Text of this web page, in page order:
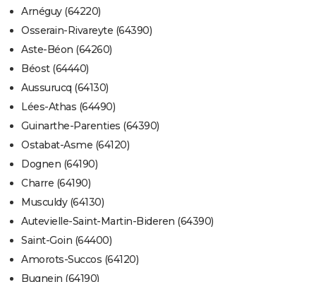
Arnéguy (64220)
Osserain-Rivareyte (64390)
Aste-Béon (64260)
Béost (64440)
Aussurucq (64130)
Lées-Athas (64490)
Guinarthe-Parenties (64390)
Ostabat-Asme (64120)
Dognen (64190)
Charre (64190)
Musculdy (64130)
Autevielle-Saint-Martin-Bideren (64390)
Saint-Goin (64400)
Amorots-Succos (64120)
Bugnein (64190)